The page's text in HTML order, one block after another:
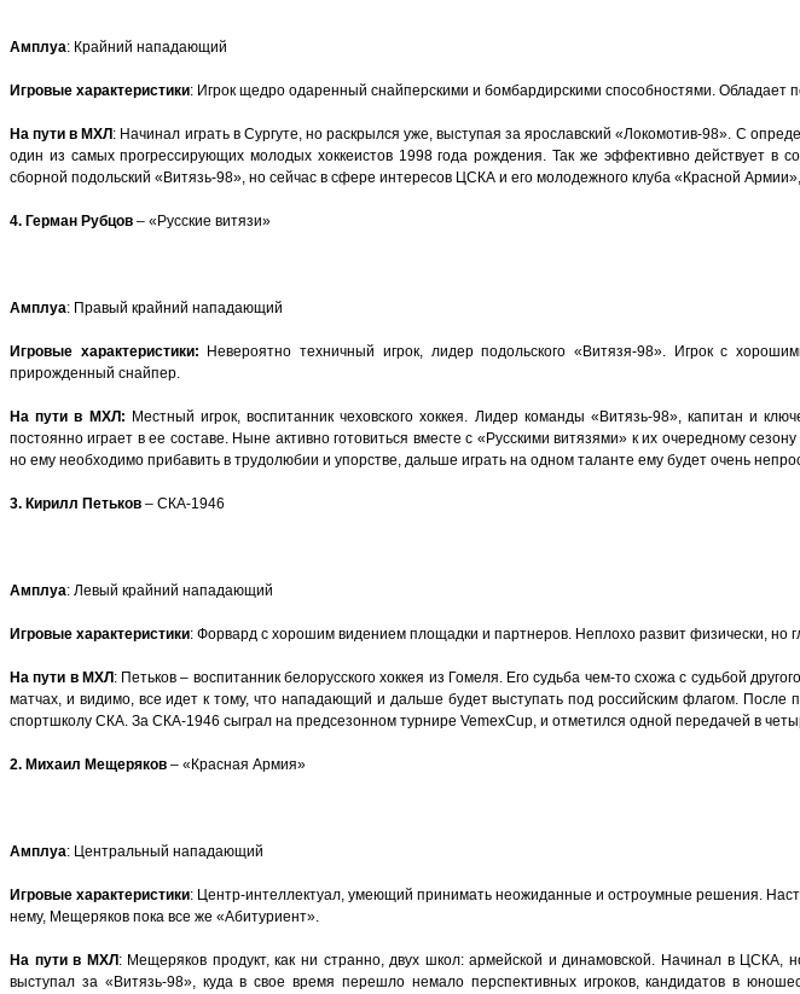
Амплуа: Крайний нападающий
Игровые характеристики: Игрок щедро одаренный снайперскими и бомбардирскими способностями. Обладает
На пути в МХЛ: Начинал играть в Сургуте, но раскрылся уже, выступая за ярославский «Локомотив-98». С
один из самых прогрессирующих молодых хоккеистов 1998 года рождения. Так же эффективно действует в
сборной подольский «Витязь-98», но сейчас в сфере интересов ЦСКА и его молодежного клуба «Красной
4. Герман Рубцов – «Русские витязи»
Амплуа: Правый крайний нападающий
Игровые характеристики: Невероятно техничный игрок, лидер подольского «Витязя-98». Игрок с
прирожденный снайпер.
На пути в МХЛ: Местный игрок, воспитанник чеховского хоккея. Лидер команды «Витязь-98», капитан и
постоянно играет в ее составе. Ныне активно готовиться вместе с «Русскими витязями» к их очередному
но ему необходимо прибавить в трудолюбии и упорстве, дальше играть на одном таланте ему будет очень
3. Кирилл Петьков – СКА-1946
Амплуа: Левый крайний нападающий
Игровые характеристики: Форвард с хорошим видением площадки и партнеров. Неплохо развит физически, но
На пути в МХЛ: Петьков – воспитанник белорусского хоккея из Гомеля. Его судьба чем-то схожа с судьбой
матчах, и видимо, все идет к тому, что нападающий и дальше будет выступать под российским флагом.
спортшколу СКА. За СКА-1946 сыграл на предсезонном турнире VemexCup, и отметился одной передачей в
2. Михаил Мещеряков – «Красная Армия»
Амплуа: Центральный нападающий
Игровые характеристики: Центр-интеллектуал, умеющий принимать неожиданные и остроумные решения.
нему, Мещеряков пока все же «Абитуриент».
На пути в МХЛ: Мещеряков продукт, как ни странно, двух школ: армейской и динамовской. Начинал в
выступал за «Витязь-98», куда в свое время перешло немало перспективных игроков, кандидатов в